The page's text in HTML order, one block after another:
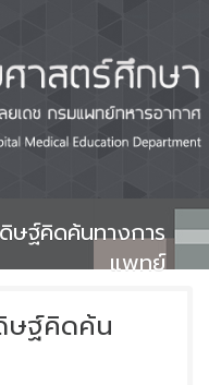
ษฐ์คิดค้นทางการ
แพทย์
ษฐ์คิดค้น